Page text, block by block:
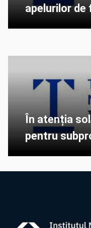
apelurilor de
În atenția
pentru